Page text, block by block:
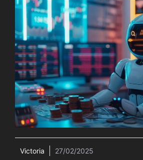
Victoria 27/02/2025